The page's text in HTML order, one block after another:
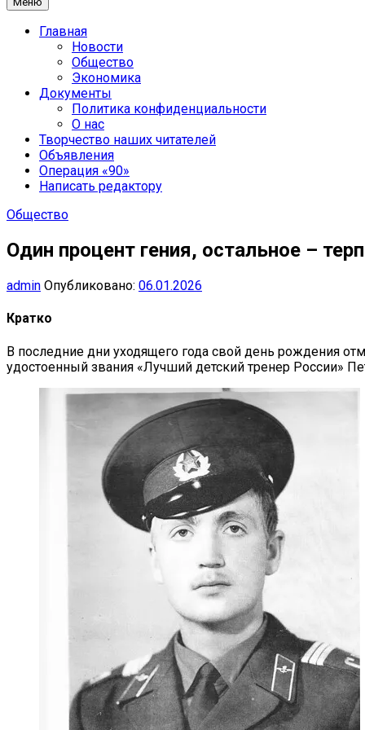
Главная
Новости
Общество
Экономика
Документы
Политика конфиденциальности
О нас
Творчество наших читателей
Объявления
Операция «90»
Написать редактору
Общество
Один процент гения, остальное –
admin Опубликовано: 06.01.2026
Кратко
В последние дни уходящего года свой день рождения
удостоенный звания «Лучший детский тренер России»